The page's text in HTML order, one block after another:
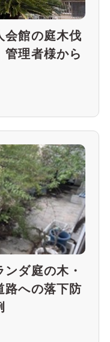
会館の庭木伐
管理者様から
ンダ庭の木・
路への落下防